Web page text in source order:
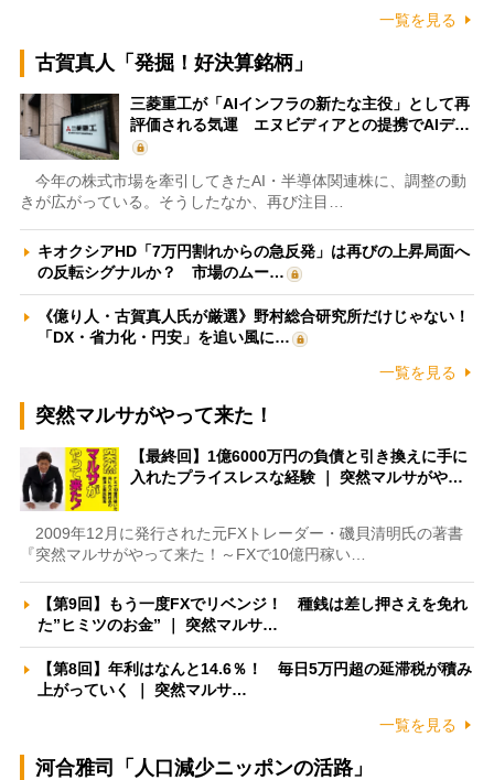
一覧を見る
古賀真人「発掘！好決算銘柄」
三菱重工が「AIインフラの新たな主役」として再
評価される気運 エヌビディアとの提携でAIデ…
今年の株式市場を牽引してきたAI・半導体関連株に、調整の動
きが広がっている。そうしたなか、再び注目…
キオクシアHD「7万円割れからの急反発」は再びの上昇局面へ
の反転シグナルか？ 市場のムー…
《億り人・古賀真人氏が厳選》野村総合研究所だけじゃない！
「DX・省力化・円安」を追い風に…
一覧を見る
突然マルサがやって来た！
【最終回】1億6000万円の負債と引き換えに手に
入れたプライスレスな経験 ｜ 突然マルサがや…
2009年12月に発行された元FXトレーダー・磯貝清明氏の著書
『突然マルサがやって来た！～FXで10億円稼い…
【第9回】もう一度FXでリベンジ！ 種銭は差し押さえを免れ
た”ヒミツのお金” ｜ 突然マルサ…
【第8回】年利はなんと14.6％！ 毎日5万円超の延滞税が積み
上がっていく ｜ 突然マルサ…
一覧を見る
河合雅司「人口減少ニッポンの活路」